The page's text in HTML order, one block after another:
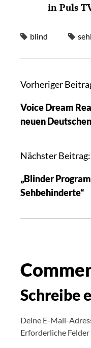
in Puls
blind
Vorheriger
Voice Dream
neuen
Nächster Beitrag:
„Blinder
Sehbehinderte“
Schreibe
Deine E-Mail-
Erforderliche